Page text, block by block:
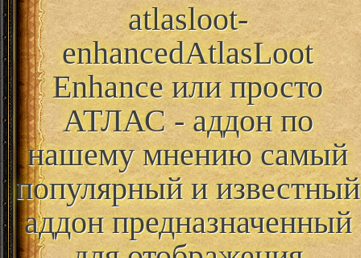
atlasloot-
enhancedAtlasLoot
Enhance или просто
АТЛАС - аддон по
нашему мнению самый
популярный и известный
аддон предназначенный